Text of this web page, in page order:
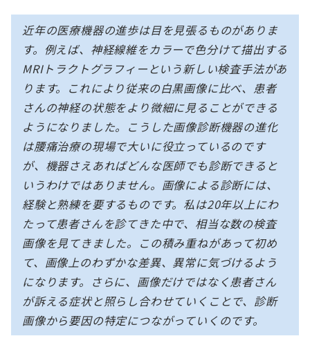
近年の医療機器の進歩は目を見張るものがありま
す。例えば、神経線維をカラーで色分けて描出する
MRIトラクトグラフィーという新しい検査手法があ
ります。これにより従来の白黒画像に比べ、患者
さんの神経の状態をより微細に見ることができる
ようになりました。こうした画像診断機器の進化
は腰痛治療の現場で大いに役立っているのです
が、機器さえあればどんな医師でも診断できると
いうわけではありません。画像による診断には、
経験と熟練を要するものです。私は20年以上にわ
たって患者さんを診てきた中で、相当な数の検査
画像を見てきました。この積み重ねがあって初め
て、画像上のわずかな差異、異常に気づけるよう
になります。さらに、画像だけではなく患者さん
が訴える症状と照らし合わせていくことで、診断
画像から要因の特定につながっていくのです。